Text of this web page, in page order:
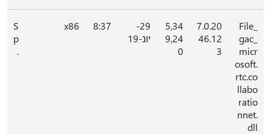
File_
gac_
micr
osoft.
rtc.co
llabo
ratio
nnet.
dll
7.0.20
46.12
3
5,34
9,24
0
29-
יונ-19
8:37
x86
S
p
.